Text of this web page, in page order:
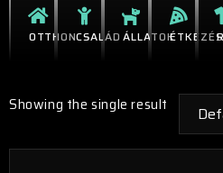
OTTHONCSALÁD ÁLLATOKÉTKEZÉS
Showing the single result